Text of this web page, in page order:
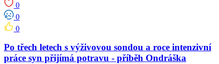
0
0
0
Po třech letech s výživovou sondou a roce intenzivní
práce syn přijímá potravu -⁠⁠⁠⁠⁠⁠ příběh Ondráška